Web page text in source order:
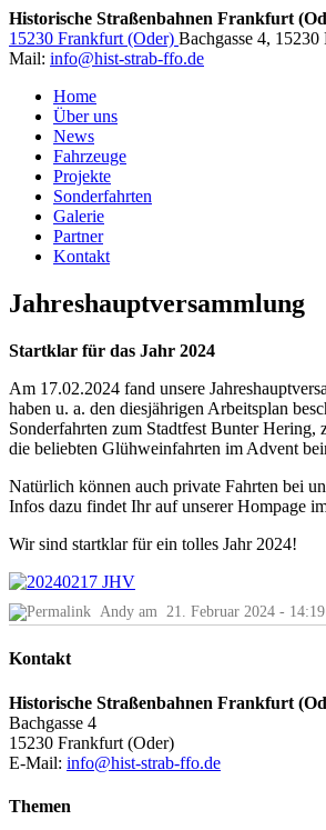
Historische Straßenbahnen Frankfurt
15230 Frankfurt (Oder) Bachgasse 4, 15230
Mail: info@hist-strab-ffo.de
Home
Über uns
News
Fahrzeuge
Projekte
Sonderfahrten
Galerie
Partner
Kontakt
Jahreshauptversammlung
Startklar für das Jahr 2024
Am 17.02.2024 fand unsere
haben u. a. den diesjährigen Arbeitsplan
Sonderfahrten zum Stadtfest Bunter Hering,
die beliebten Glühweinfahrten im Advent
Natürlich können auch private Fahrten bei
Infos dazu findet Ihr auf unserer Hompage
Wir sind startklar für ein tolles Jahr 2024!
Andy am 21. Februar 2024 -
Kontakt
Historische Straßenbahnen Frankfurt
Bachgasse 4
15230 Frankfurt (Oder)
E-Mail: info@hist-strab-ffo.de
Themen